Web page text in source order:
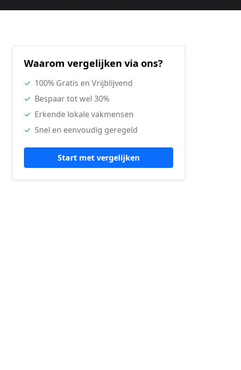
Waarom vergelijken via ons?
✓ 100% Gratis en Vrijblijvend
✓ Bespaar tot wel 30%
✓ Erkende lokale vakmensen
✓ Snel en eenvoudig geregeld
Start met vergelijken